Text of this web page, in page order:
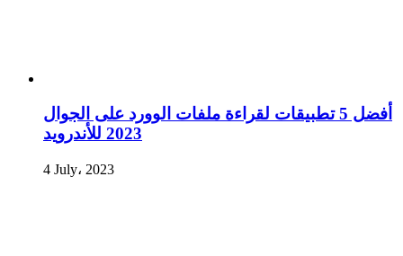
أفضل 5 تطبيقات لقراءة ملفات الوورد على الجوال
2023 للأندرويد
4 July، 2023